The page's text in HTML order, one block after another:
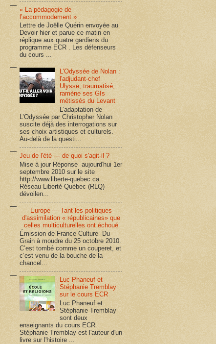
« La pédagogie de
l’accommodement »
Lettre de Joëlle Quérin envoyée au
Devoir hier et parue ce matin en
réplique aux quatre gardiens du
programme ECR . Les défenseurs
du cours ...
L'Odyssée de Nolan :
l'adjudant-chef
Ulysse, traumatisé,
ramène ses GIs
métissés du Levant
L’adaptation de
L’Odyssée par Christopher Nolan
suscite déjà des interrogations sur
ses choix artistiques et culturels.
Au-delà de la questi...
Jeu de l'été — de quoi s'agit-il ?
Mise à jour Réponse aujourd'hui 1er
septembre 2010 sur le site
http://www.liberte-quebec.ca.
Réseau Liberté-Québec (RLQ)
dévoilen...
Europe — Tant les politiques
d'assimilation « républicaines» que
celles multiculturelles ont échoué
Émission de France Culture Du
Grain à moudre du 25 octobre 2010.
C’est tombé comme un couperet, et
c’est venu de la bouche de la
chancel...
Luc Phaneuf et
Stéphanie Tremblay
sur le cours ECR
Luc Phaneuf et
Stéphanie Tremblay
sont deux
enseignants du cours ECR.
Stéphanie Tremblay est l'auteur d'un
livre sur l'histoire ...